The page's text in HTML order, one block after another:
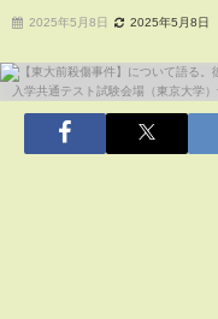
2025年5月8日 2025年5月8日